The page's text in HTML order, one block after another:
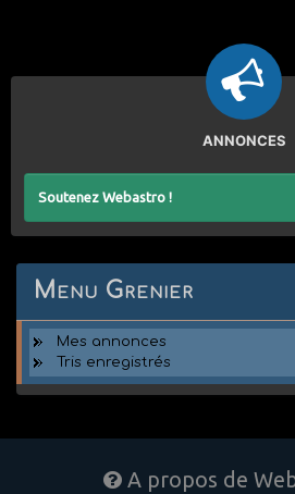
ANNONCES
Soutenez Webastro !
Menu Grenier
Mes annonces
Tris enregistrés
A propos de